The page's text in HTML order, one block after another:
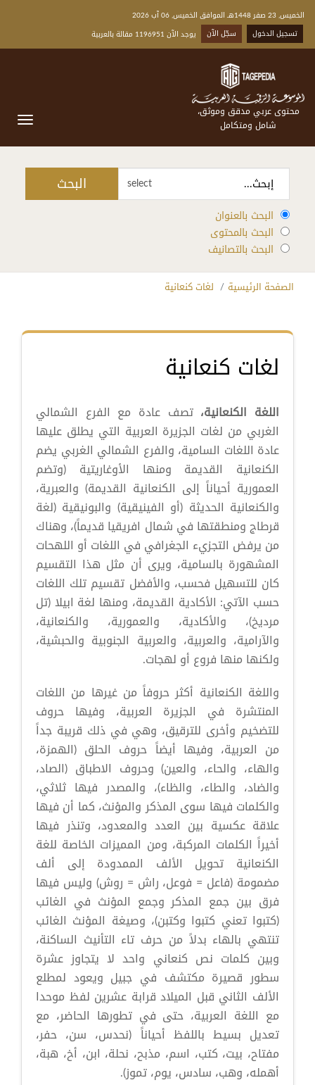
الخميس, 23 صفر 1448هـ الموافق الخميس, 06 آب 2026
تسجيل الدخول
سجّل الآن يوجد الآن 1196951 مقالة بالعربية
محتوى عربي مدقق وموثق،
شامل ومتكامل
select البحث
البحث بالعنوان
البحث بالمحتوى
البحث بالتصانيف
الصفحة الرئيسية لغات كنعانية
لغات كنعانية
اللغة الكنعانية، تصف عادة مع الفرع الشمالي
الغربي من لغات الجزيرة العربية التي يطلق عليها
عادة اللغات السامية، والفرع الشمالي الغربي يضم
الكنعانية القديمة ومنها الأوغاريتية (وتضم
العمورية أحياناً إلى الكنعانية القديمة) والعبرية،
والكنعانية الحديثة (أو الفينيقية) والبونيقية (لغة
قرطاج ومنطقتها في شمال افريقيا قديماً)، وهناك
من يرفض التجزيء الجغرافي في اللغات أو اللهحات
المشهورة بالسامية، ويرى أن مثل هذا التقسيم
كان للتسهيل فحسب، والأفضل تقسيم تلك اللغات
حسب الآتي: الأكادية القديمة، ومنها لغة ابيلا (تل
مرديخ)، والأكادية، والعمورية، والكنعانية،
والآرامية، والعربية، والعربية الجنوبية والحبشية،
ولكنها منها فروع أو لهجات.
واللغة الكنعانية أكثر حروفاً من غيرها من اللغات
المنتشرة في الجزيرة العربية، وفيها حروف
للتضخيم وأخرى للترقيق، وهي في ذلك قريبة جداً
من العربية، وفيها أيضاً حروف الحلق (الهمزة،
والهاء، والحاء، والعين) وحروف الاطباق (الصاد،
والضاد، والطاء، والظاء)، والمصدر فيها ثلاثي،
والكلمات فيها سوى المذكر والمؤنث، كما أن فيها
علاقة عكسية بين العدد والمعدود، وتنذر فيها
أخيراً الكلمات المركبة، ومن المميزات الخاصة للغة
الكنعانية تحويل الألف الممدودة إلى ألف
مضمومة (فاعل = فوعل، راش = روش) وليس فيها
فرق بين جمع المذكر وجمع المؤنث في الغائب
(كتبوا تعني كتبوا وكتبن)، وصيغة المؤنث الغائب
تنتهي بالهاء بدلاً من حرف تاء التأنيث الساكنة،
وبين كلمات نص كنعاني واحد لا يتجاوز عشرة
سطور قصيرة مكتشف في جبيل ويعود لمطلع
الألف الثاني قبل الميلاد قرابة عشرين لفظ موحدا
مع اللغة العربية، حتى في تطورها الحاضر، مع
تعديل بسيط باللفظ أحياناً (نحدس، سن، حفر،
مفتاح، بيت، كتب، اسم، مذبح، نحلة، ابن، أخ، هبة،
أهمله، وهب، سادس، يوم، تموز).